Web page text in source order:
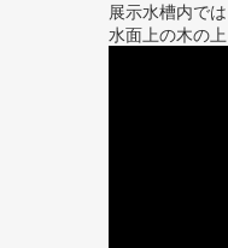
展示水槽内で
水面上の木の